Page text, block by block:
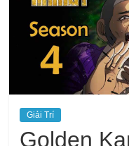
Giải Trí
Golden